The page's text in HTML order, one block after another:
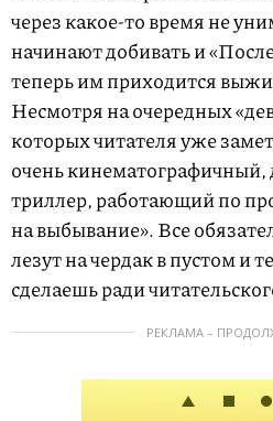
через какое-то время не
начинают добивать и
теперь им приходится
Несмотря на очередных
которых читателя уже
очень
триллер, работающий по
на выбывание». Все
лезут на чердак в пустом и
сделаешь ради
РЕКЛАМА –